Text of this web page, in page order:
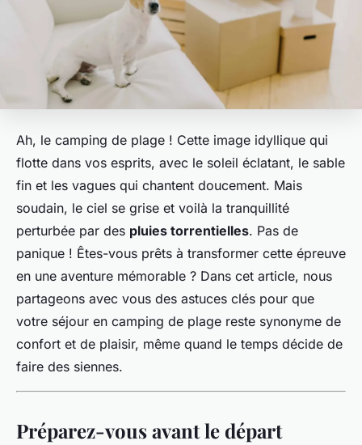
Ah, le camping de plage ! Cette image idyllique qui
flotte dans vos esprits, avec le soleil éclatant, le sable
fin et les vagues qui chantent doucement. Mais
soudain, le ciel se grise et voilà la tranquillité
perturbée par des pluies torrentielles. Pas de
panique ! Êtes-vous prêts à transformer cette épreuve
en une aventure mémorable ? Dans cet article, nous
partageons avec vous des astuces clés pour que
votre séjour en camping de plage reste synonyme de
confort et de plaisir, même quand le temps décide de
faire des siennes.
Préparez-vous avant le départ